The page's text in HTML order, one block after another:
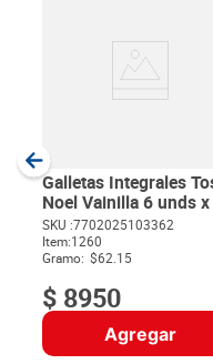
Galletas Integrales
Noel Vainilla 6 unds
g c/u
SKU :7702025103362
Item:1260
Gramo: $62.15
$ 8950
Agregar